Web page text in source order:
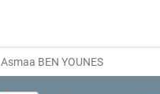
Asmaa BEN YOUNES